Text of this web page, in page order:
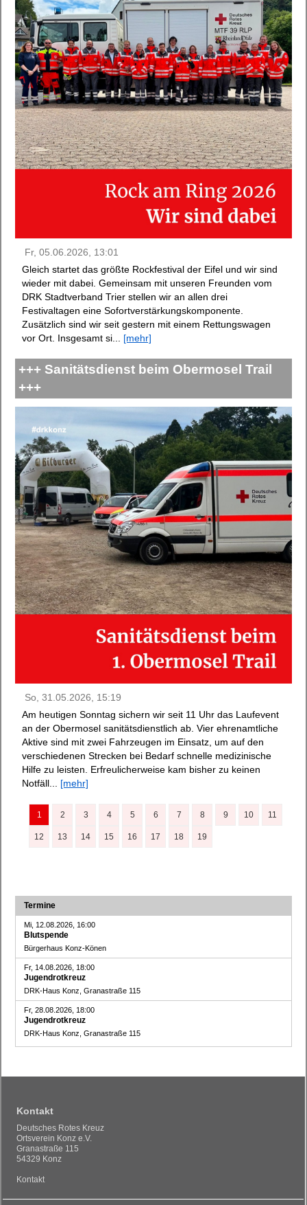
Fr, 05.06.2026, 13:01
Gleich startet das größte Rockfestival der Eifel und wir sind
wieder mit dabei. Gemeinsam mit unseren Freunden vom
DRK Stadtverband Trier stellen wir an allen drei
Festivaltagen eine Sofortverstärkungskomponente.
Zusätzlich sind wir seit gestern mit einem Rettungswagen
vor Ort. Insgesamt si... [mehr]
+++ Sanitätsdienst beim Obermosel Trail
+++
So, 31.05.2026, 15:19
Am heutigen Sonntag sichern wir seit 11 Uhr das Laufevent
an der Obermosel sanitätsdienstlich ab. Vier ehrenamtliche
Aktive sind mit zwei Fahrzeugen im Einsatz, um auf den
verschiedenen Strecken bei Bedarf schnelle medizinische
Hilfe zu leisten. Erfreulicherweise kam bisher zu keinen
Notfäll... [mehr]
1 2 3 4 5 6 7 8 9 10 11
12 13 14 15 16 17 18 19
Termine
Mi, 12.08.2026, 16:00
Blutspende
Bürgerhaus Konz-Könen
Fr, 14.08.2026, 18:00
Jugendrotkreuz
DRK-Haus Konz, Granastraße 115
Fr, 28.08.2026, 18:00
Jugendrotkreuz
DRK-Haus Konz, Granastraße 115
Kontakt
Deutsches Rotes Kreuz
Ortsverein Konz e.V.
Granastraße 115
54329 Konz
Kontakt